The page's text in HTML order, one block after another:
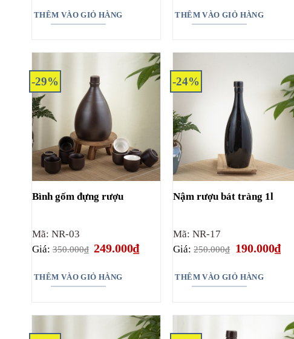
250.000₫.
THÊM VÀO GIỎ HÀNG THÊM VÀO GIỎ HÀNG
-29%
Bình gốm đựng rượu
Mã: NR-03
Giá:350.000₫ Giá
gốc
350.000₫.
249.000₫Giá
hiện
THÊM VÀO GIỎ HÀNG
-24%
Nậm rượu bát tràng 1l
Mã: NR-17
Giá:250.000₫ Giá
gốc
250.000₫.
190.000₫Giá
hiện
THÊM VÀO GIỎ HÀNG